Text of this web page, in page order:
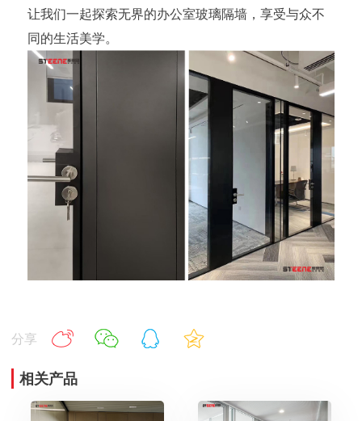
分享
相关产品
让我们一起探索无界的办公室玻璃隔墙，享受与众不
同的生活美学。